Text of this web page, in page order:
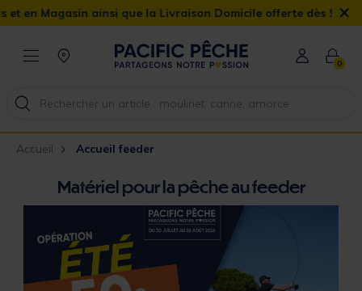
que la Livraison Domicile offerte dès 90€ ×
0
Accueil Accueil feeder
Matériel pour la pêche au feeder